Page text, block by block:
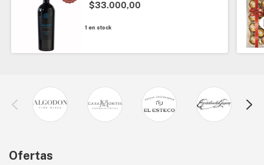
$33.000,00
1 en stock
Ofertas